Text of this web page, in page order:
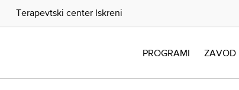
PROGRAMI ZAVOD
Terapevtski center Iskreni